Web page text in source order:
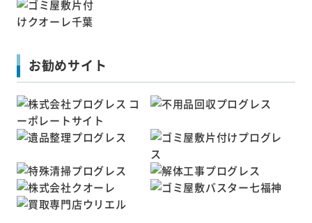
お勧めサイト